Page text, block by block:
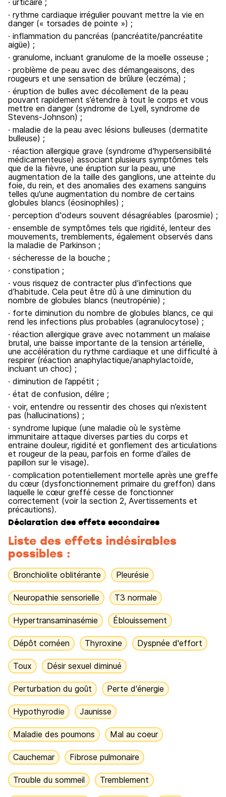
· urticaire ;
· rythme cardiaque irrégulier pouvant mettre la vie en
danger (« torsades de pointe ») ;
· inflammation du pancréas (pancréatite/pancréatite
aigüe) ;
· granulome, incluant granulome de la moelle osseuse ;
· problème de peau avec des démangeaisons, des
rougeurs et une sensation de brûlure (eczéma) ;
· éruption de bulles avec décollement de la peau
pouvant rapidement s’étendre à tout le corps et vous
mettre en danger (syndrome de Lyell, syndrome de
Stevens-Johnson) ;
· maladie de la peau avec lésions bulleuses (dermatite
bulleuse) ;
· réaction allergique grave (syndrome d'hypersensibilité
médicamenteuse) associant plusieurs symptômes tels
que de la fièvre, une éruption sur la peau, une
augmentation de la taille des ganglions, une atteinte du
foie, du rein, et des anomalies des examens sanguins
telles qu'une augmentation du nombre de certains
globules blancs (éosinophiles) ;
· perception d'odeurs souvent désagréables (parosmie) ;
· ensemble de symptômes tels que rigidité, lenteur des
mouvements, tremblements, également observés dans
la maladie de Parkinson ;
· sécheresse de la bouche ;
· constipation ;
· vous risquez de contracter plus d’infections que
d’habitude. Cela peut être dû à une diminution du
nombre de globules blancs (neutropénie) ;
· forte diminution du nombre de globules blancs, ce qui
rend les infections plus probables (agranulocytose) ;
· réaction allergique grave avec notamment un malaise
brutal, une baisse importante de la tension artérielle,
une accélération du rythme cardiaque et une difficulté à
respirer (réaction anaphylactique/anaphylactoïde,
incluant un choc) ;
· diminution de l’appétit ;
· état de confusion, délire ;
· voir, entendre ou ressentir des choses qui n’existent
pas (hallucinations) ;
· syndrome lupique (une maladie où le système
immunitaire attaque diverses parties du corps et
entraine douleur, rigidité et gonflement des articulations
et rougeur de la peau, parfois en forme d’ailes de
papillon sur le visage).
· complication potentiellement mortelle après une greffe
du cœur (dysfonctionnement primaire du greffon) dans
laquelle le cœur greffé cesse de fonctionner
correctement (voir la section 2, Avertissements et
précautions).
Déclaration des effets secondaires
Liste des effets indésirables
possibles :
Bronchiolite oblitérante Pleurésie
Neuropathie sensorielle T3 normale
Hypertransaminasémie Éblouissement
Dépôt cornéen Thyroxine Dyspnée d'effort
Toux Désir sexuel diminué
Perturbation du goût Perte d'énergie
Hypothyrodie Jaunisse
Maladie des poumons Mal au coeur
Cauchemar Fibrose pulmonaire
Trouble du sommeil Tremblement